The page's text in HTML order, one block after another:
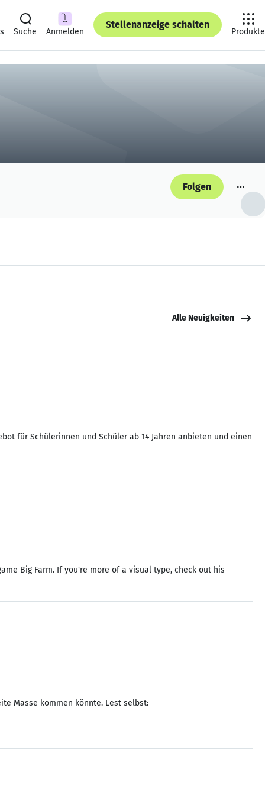
Suche Anmelden
Stellenanzeige schalten
Produkte
Folgen
Alle Neuigkeiten
für Schülerinnen und Schüler ab 14 Jahren anbieten und einen
Big Farm. If you're more of a visual type, check out his
Masse kommen könnte. Lest selbst: